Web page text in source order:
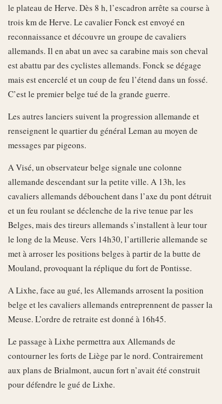
le plateau de Herve. Dès 8 h, l’escadron arrête sa course à
trois km de Herve. Le cavalier Fonck est envoyé en
reconnaissance et découvre un groupe de cavaliers
allemands. Il en abat un avec sa carabine mais son cheval
est abattu par des cyclistes allemands. Fonck se dégage
mais est encerclé et un coup de feu l’étend dans un fossé.
C’est le premier belge tué de la grande guerre.
Les autres lanciers suivent la progression allemande et
renseignent le quartier du général Leman au moyen de
messages par pigeons.
A Visé, un observateur belge signale une colonne
allemande descendant sur la petite ville. A 13h, les
cavaliers allemands débouchent dans l’axe du pont détruit
et un feu roulant se déclenche de la rive tenue par les
Belges, mais des tireurs allemands s’installent à leur tour
le long de la Meuse. Vers 14h30, l’artillerie allemande se
met à arroser les positions belges à partir de la butte de
Mouland, provoquant la réplique du fort de Pontisse.
A Lixhe, face au gué, les Allemands arrosent la position
belge et les cavaliers allemands entreprennent de passer la
Meuse. L’ordre de retraite est donné à 16h45.
Le passage à Lixhe permettra aux Allemands de
contourner les forts de Liège par le nord. Contrairement
aux plans de Brialmont, aucun fort n’avait été construit
pour défendre le gué de Lixhe.